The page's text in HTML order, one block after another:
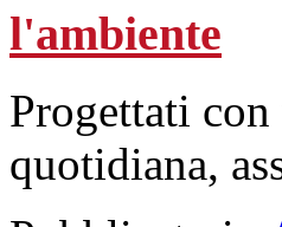
l'ambiente
Progettati
quotidiana,